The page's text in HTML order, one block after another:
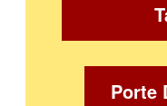
Porte